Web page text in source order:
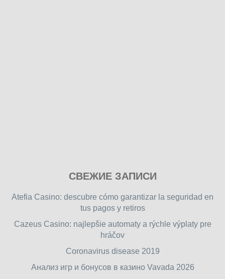
free
games
СВЕЖИЕ ЗАПИСИ
Atefia Casino: descubre cómo garantizar la seguridad en
tus pagos y retiros
Cazeus Casino: najlepšie automaty a rýchle výplaty pre
hráčov
Coronavirus disease 2019
Анализ игр и бонусов в казино Vavada 2026